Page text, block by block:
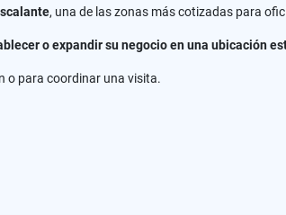
, una de las zonas más cotizadas para
o expandir su negocio en una ubicación
o para coordinar una visita.